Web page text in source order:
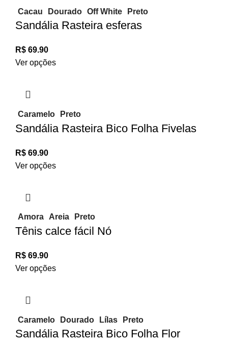
Cacau Dourado Off White Preto
Sandália Rasteira esferas
R$ 69.90
Ver opções
Caramelo Preto
Sandália Rasteira Bico Folha Fivelas
R$ 69.90
Ver opções
Amora Areia Preto
Tênis calce fácil Nó
R$ 69.90
Ver opções
Caramelo Dourado Lílas Preto
Sandália Rasteira Bico Folha Flor